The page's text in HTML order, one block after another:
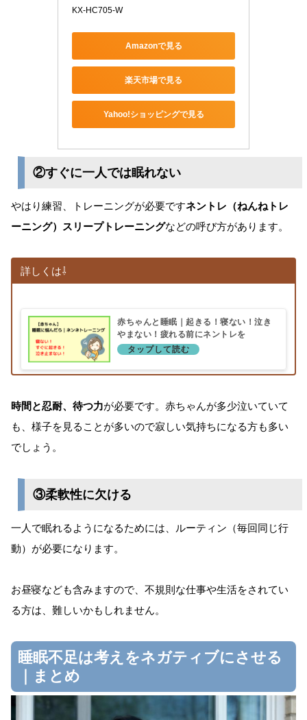
KX-HC705-W
Amazonで見る
楽天市場で見る
Yahoo!ショッピングで見る
②すぐに一人では眠れない
やはり練習、トレーニングが必要ですネントレ（ねんねトレ
ーニング）スリープトレーニングなどの呼び方があります。
詳しくは⇩
赤ちゃんと睡眠｜起きる！寝ない！泣き
やまない！疲れる前にネントレを
時間と忍耐、待つ力が必要です。赤ちゃんが多少泣いていて
も、様子を見ることが多いので寂しい気持ちになる方も多い
でしょう。
③柔軟性に欠ける
一人で眠れるようになるためには、ルーティン（毎回同じ行
動）が必要になります。
お昼寝なども含みますので、不規則な仕事や生活をされてい
る方は、難しいかもしれません。
睡眠不足は考えをネガティブにさせる
｜まとめ